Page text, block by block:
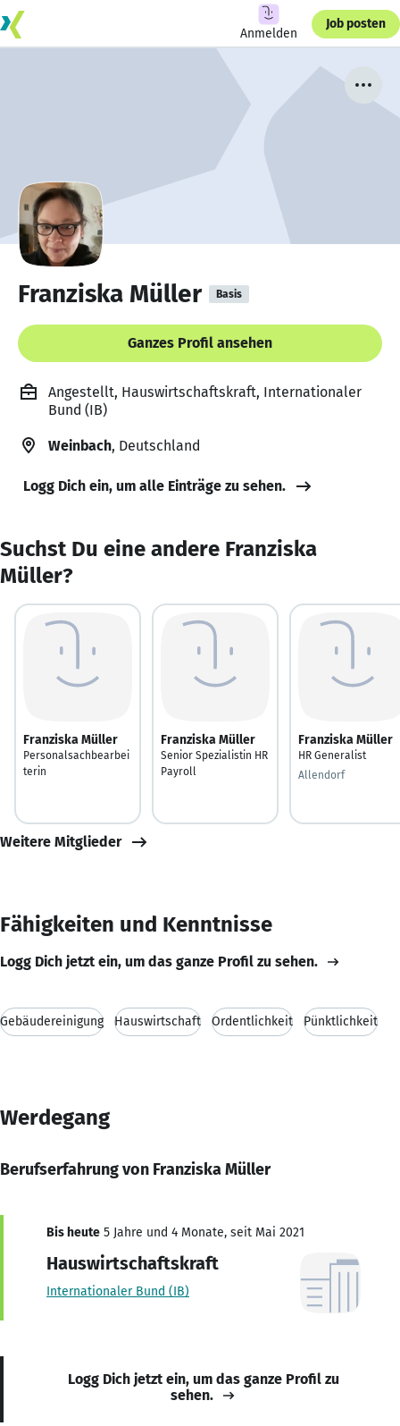
Anmelden
Job posten
Franziska Müller Basis
Ganzes Profil ansehen
Angestellt, Hauswirtschaftskraft, Internationaler
Bund (IB)
Weinbach, Deutschland
Logg Dich ein, um alle Einträge zu sehen.
Suchst Du eine andere Franziska
Müller?
Franziska Müller
Personalsachbearbei
terin
Franziska Müller
Senior Spezialistin HR
Payroll
Franziska Müller
HR Generalist
Allendorf
Weitere Mitglieder
Fähigkeiten und Kenntnisse
Logg Dich jetzt ein, um das ganze Profil zu sehen.
Gebäudereinigung Hauswirtschaft Ordentlichkeit Pünktlichkeit
Werdegang
Berufserfahrung von Franziska Müller
Bis heute 5 Jahre und 4 Monate, seit Mai 2021
Hauswirtschaftskraft
Internationaler Bund (IB)
Logg Dich jetzt ein, um das ganze Profil zu
sehen.